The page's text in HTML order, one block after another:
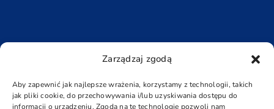
Zarządzaj zgodą
Aby zapewnić jak najlepsze wrażenia, korzystamy z technologii, takich
jak pliki cookie, do przechowywania i/lub uzyskiwania dostępu do
informacji o urządzeniu. Zgoda na te technologie pozwoli nam
Najbliższe Egzaminy
Grudzień
5 grudnia - 6 grudnia